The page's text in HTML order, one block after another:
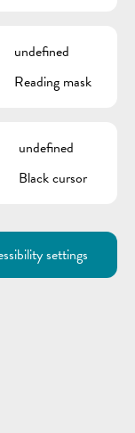
undefined
Reading mask
undefined
Black cursor
settings